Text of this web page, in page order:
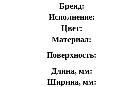
Бренд:
Исполнение:
Цвет:
Материал:
Поверхность:
Длина, мм:
Ширина, мм: